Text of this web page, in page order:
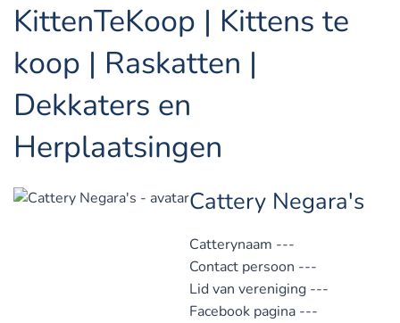
KittenTeKoop | Kittens te
koop | Raskatten |
Dekkaters en
Herplaatsingen
Cattery Negara's
Catterynaam ---
Contact persoon ---
Lid van vereniging ---
Facebook pagina ---